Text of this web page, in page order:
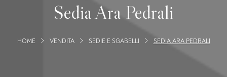
Sedia Ara Pedrali
HOME VENDITA SEDIE E SGABELLI SEDIA ARA PEDRALI